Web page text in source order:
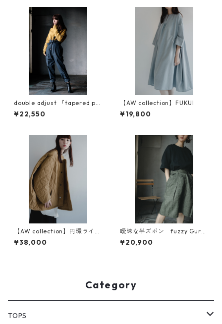
double adjust 『tapered pa
nts』
¥22,550
【AW collection】FUKUI
¥19,800
【AW collection】円環ライナ
ー ナイロン両面キルティン
グ
¥38,000
曖昧な半ズボン fuzzy Gurk
ha pants リネン（BIGGIE素
材）
¥20,900
Category
TOPS